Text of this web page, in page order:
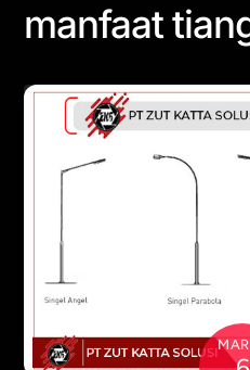
manfaat